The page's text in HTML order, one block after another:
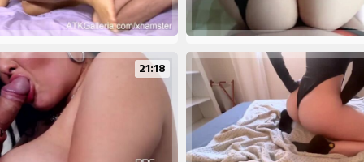
21:18